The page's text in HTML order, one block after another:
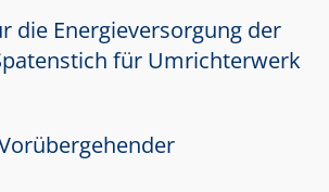
die Energieversorgung der
für Umrichterwerk